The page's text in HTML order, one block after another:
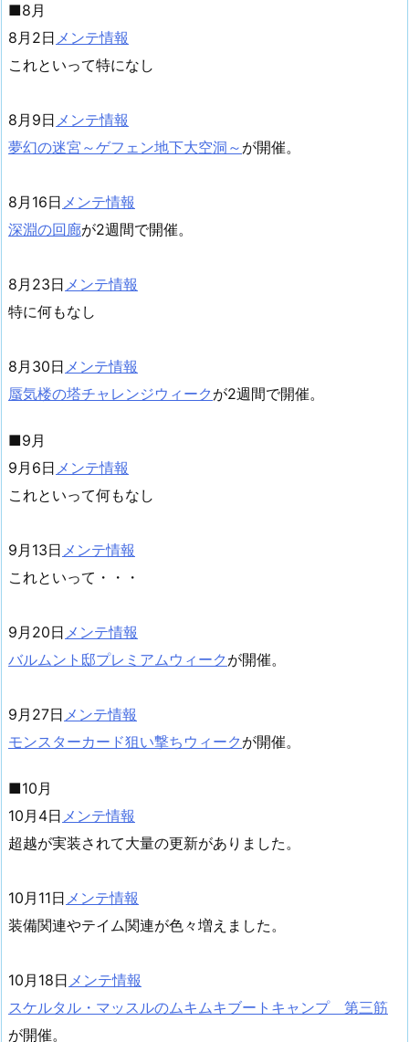
■8月
8月2日 メンテ情報
これといって特になし
8月9日 メンテ情報
夢幻の迷宮～ゲフェン地下大空洞～ が開催。
8月16日 メンテ情報
深淵の回廊が2週間で開催。
8月23日 メンテ情報
特に何もなし
8月30日 メンテ情報
蜃気楼の塔チャレンジウィーク が2週間で開催。
■9月
9月6日 メンテ情報
これといって何もなし
9月13日 メンテ情報
これといって・・・
9月20日 メンテ情報
バルムント邸プレミアムウィーク が開催。
9月27日 メンテ情報
モンスターカード狙い撃ちウィーク が開催。
■10月
10月4日 メンテ情報
超越が実装されて大量の更新がありました。
10月11日 メンテ情報
装備関連やテイム関連が色々増えました。
10月18日 メンテ情報
スケルタル・マッスルのムキムキブートキャンプ 第三筋
が開催。